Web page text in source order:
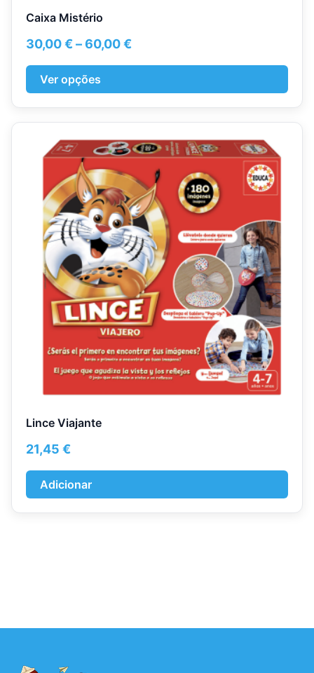
Caixa Mistério
30,00€ –60,00€
Ver opções
Lince Viajante
21,45 €
Adicionar